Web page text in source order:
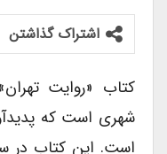
اشتراک گذاشتن
کتاب «روایت
شهری است که